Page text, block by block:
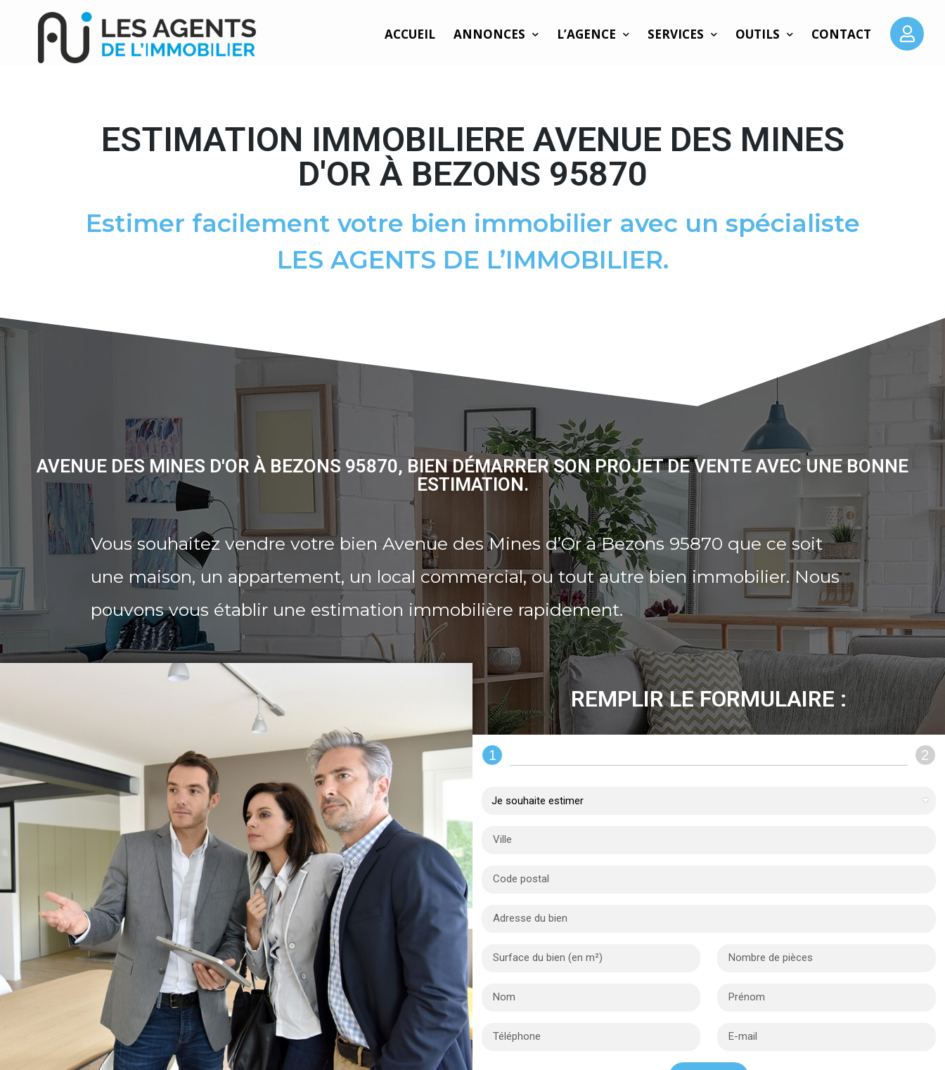
ACCUEIL ANNONCES L’AGENCE SERVICES OUTILS CONTACT
ESTIMATION IMMOBILIERE AVENUE DES MINES
D'OR À BEZONS 95870
Estimer facilement votre bien immobilier avec un spécialiste
LES AGENTS DE L’IMMOBILIER.
AVENUE DES MINES D'OR À BEZONS 95870, BIEN DÉMARRER SON PROJET DE VENTE AVEC UNE BONNE
ESTIMATION.
Vous souhaitez vendre votre bien Avenue des Mines d’Or à Bezons 95870 que ce soit
une maison, un appartement, un local commercial, ou tout autre bien immobilier. Nous
pouvons vous établir une estimation immobilière rapidement.
REMPLIR LE FORMULAIRE :
1 2